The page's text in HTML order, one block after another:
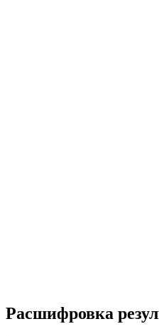
Расшифровка